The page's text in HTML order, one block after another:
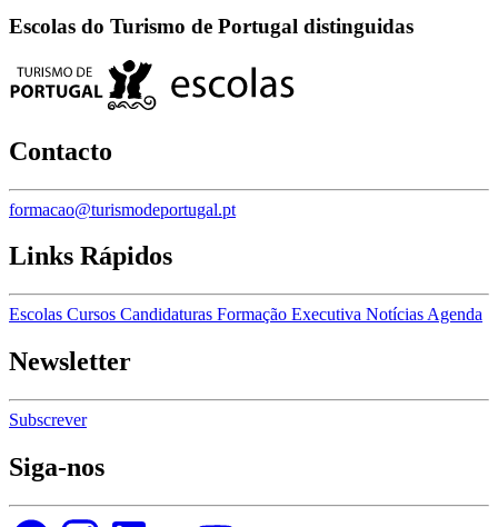
Escolas do Turismo de Portugal distinguidas
Contacto
formacao@turismodeportugal.pt
Links Rápidos
Escolas Cursos Candidaturas Formação Executiva Notícias Agenda
Newsletter
Subscrever
Siga-nos